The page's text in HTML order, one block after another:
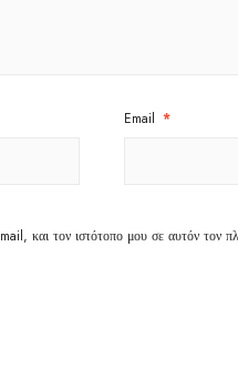
Email *
και τον ιστότοπο μου σε αυτόν τον